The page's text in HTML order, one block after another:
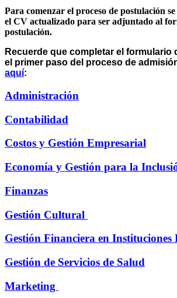
Para comenzar el proceso de postulación
el CV actualizado para ser adjuntado al
postulación.
Recuerde que completar el formulario
el primer paso del proceso de
aquí:
Administración
Contabilidad
Costos y Gestión Empresarial
Economía y Gestión para la
Finanzas
Gestión Cultural
Gestión Financiera en Instituciones
Gestión de Servicios de Salud
Marketing